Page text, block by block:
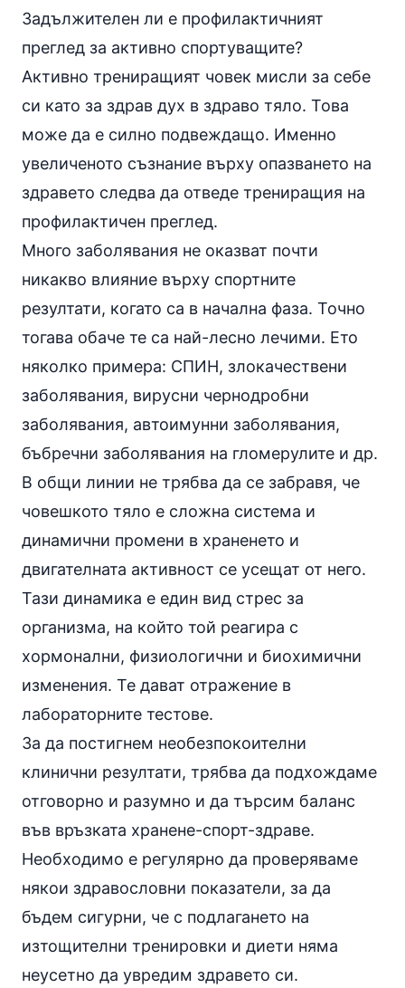
Задължителен ли е профилактичният
преглед за активно спортуващите?
Активно трениращият човек мисли за себе
си като за здрав дух в здраво тяло. Това
може да е силно подвеждащо. Именно
увеличеното съзнание върху опазването на
здравето следва да отведе трениращия на
профилактичен преглед.
Много заболявания не оказват почти
никакво влияние върху спортните
резултати, когато са в начална фаза. Точно
тогава обаче те са най-лесно лечими. Ето
няколко примера: СПИН, злокачествени
заболявания, вирусни чернодробни
заболявания, автоимунни заболявания,
бъбречни заболявания на гломерулите и др.
В общи линии не трябва да се забравя, че
човешкото тяло е сложна система и
динамични промени в храненето и
двигателната активност се усещат от него.
Тази динамика е един вид стрес за
организма, на който той реагира с
хормонални, физиологични и биохимични
изменения. Те дават отражение в
лабораторните тестове.
За да постигнем необезпокоителни
клинични резултати, трябва да подхождаме
отговорно и разумно и да търсим баланс
във връзката хранене-спорт-здраве.
Необходимо е регулярно да проверяваме
някои здравословни показатели, за да
бъдем сигурни, че с подлагането на
изтощителни тренировки и диети няма
неусетно да увредим здравето си.